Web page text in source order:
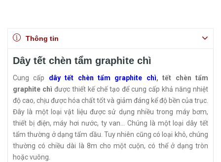
Thông tin
Dây tết chèn tẩm graphite chì
Cung cấp dây tết chèn tẩm graphite chì, tết chèn tẩm
graphite chì được thiết kế chế tạo để cung cấp khả năng nhiệt
độ cao, chịu được hóa chất tốt và giảm đáng kể độ bền của trục.
Đây là một loại vật liệu được sử dụng nhiều trong máy bơm,
thiết bị điện, máy hơi nước, ty van… Chúng là một loại dây tết
tẩm thường ở dạng tẩm dầu. Tuy nhiên cũng có loại khô, chúng
thường có chiều dài là 8m cho một cuộn, có thể ở dạng tròn
hoặc vuông.